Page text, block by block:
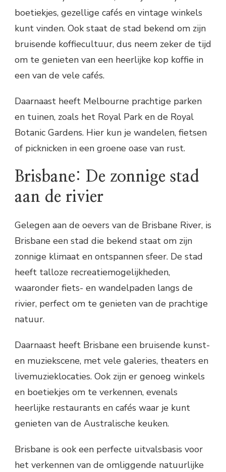
boetiekjes, gezellige cafés en vintage winkels
kunt vinden. Ook staat de stad bekend om zijn
bruisende koffiecultuur, dus neem zeker de tijd
om te genieten van een heerlijke kop koffie in
een van de vele cafés.
Daarnaast heeft Melbourne prachtige parken
en tuinen, zoals het Royal Park en de Royal
Botanic Gardens. Hier kun je wandelen, fietsen
of picknicken in een groene oase van rust.
Brisbane: De zonnige stad
aan de rivier
Gelegen aan de oevers van de Brisbane River, is
Brisbane een stad die bekend staat om zijn
zonnige klimaat en ontspannen sfeer. De stad
heeft talloze recreatiemogelijkheden,
waaronder fiets- en wandelpaden langs de
rivier, perfect om te genieten van de prachtige
natuur.
Daarnaast heeft Brisbane een bruisende kunst-
en muziekscene, met vele galeries, theaters en
livemuzieklocaties. Ook zijn er genoeg winkels
en boetiekjes om te verkennen, evenals
heerlijke restaurants en cafés waar je kunt
genieten van de Australische keuken.
Brisbane is ook een perfecte uitvalsbasis voor
het verkennen van de omliggende natuurlijke